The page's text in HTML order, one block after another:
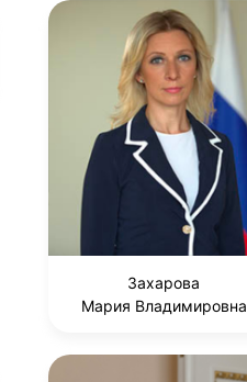
Захарова
Мария Владимировна